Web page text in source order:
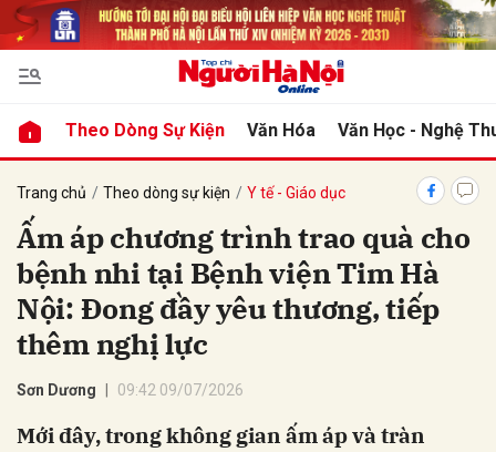
Theo Dòng Sự Kiện Văn Hóa Văn Học - Nghệ
Trang chủ Theo dòng sự kiện Y tế - Giáo dục
Ấm áp chương trình trao quà cho
bệnh nhi tại Bệnh viện Tim Hà
Nội: Đong đầy yêu thương, tiếp
thêm nghị lực
Sơn Dương 09:42 09/07/2026
Mới đây, trong không gian ấm áp và tràn
luận